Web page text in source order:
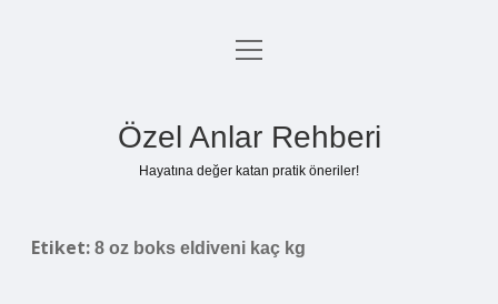
Anasayfa
menüyü
Özel Anlar Rehberi
Hayatına değer katan pratik öneriler!
Etiket: 8 oz boks eldiveni kaç kg